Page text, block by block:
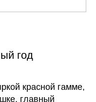
год
красной гамме,
главный